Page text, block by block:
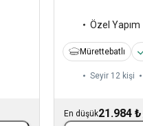
Özel Yapım
Mürettebatlı
Seyir 12 kişi
En düşük21.984 ₺